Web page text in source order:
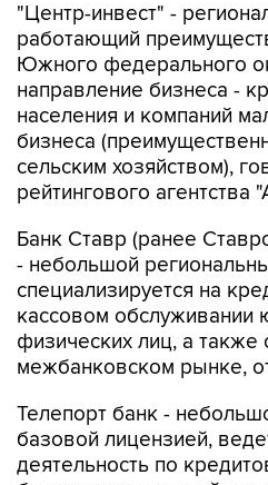
"Центр-инвест" -
работающий
Южного федерального
направление бизнеса -
населения и компаний
бизнеса
сельским хозяйством),
рейтингового агентства
Банк Ставр (ранее
- небольшой
специализируется на
кассовом обслуживании
физических лиц, а также
межбанковском рынке,
Телепорт банк -
базовой лицензией,
деятельность по